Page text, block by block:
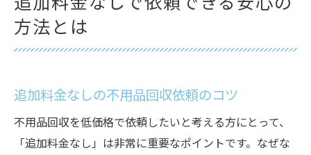
方法とは
追加料金なしの不用品回収依頼のコツ
不用品回収を低価格で依頼したいと考える方にとって、
「追加料金なし」は非常に重要なポイントです。なぜな